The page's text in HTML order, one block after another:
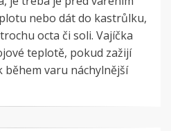
nebo dát do kastrůlku,
octa či soli. Vajíčka
teplotě, pokud zažijí
během varu náchylnější